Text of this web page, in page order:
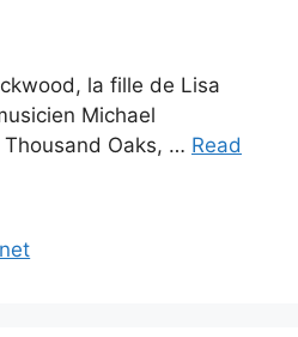
la fille de Lisa
Michael
Oaks, … Read